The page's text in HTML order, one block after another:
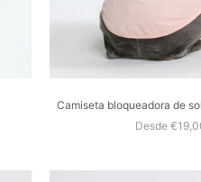
Camiseta bloqueadora de
Desde